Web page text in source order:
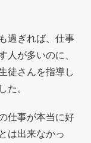
過ぎれば、仕事
が多いのに、
徒さんを指導し
。
仕事が本当に好
は出来なかっ